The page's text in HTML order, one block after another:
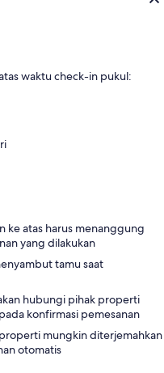
waktu check-in pukul:
ke atas harus menanggung
yang dilakukan
tamu saat
hubungi pihak properti
konfirmasi pemesanan
mungkin diterjemahkan
otomatis